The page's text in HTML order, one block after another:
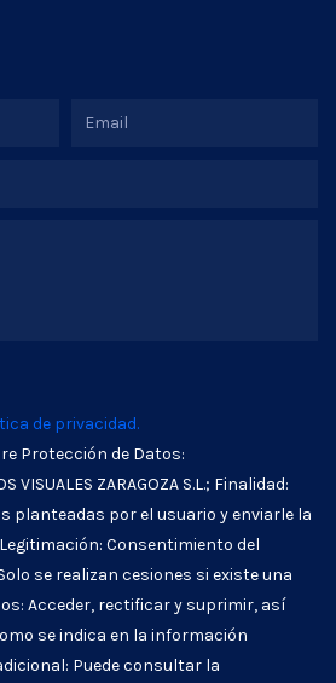
de privacidad.
Protección de Datos:
VISUALES ZARAGOZA S.L.; Finalidad:
planteadas por el usuario y enviarle la
Consentimiento del
se realizan cesiones si existe una
Acceder, rectificar y suprimir, así
se indica en la información
Puede consultar la